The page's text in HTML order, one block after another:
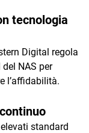
tecnologia
Digital regola
NAS per
l’affidabilità.
standard